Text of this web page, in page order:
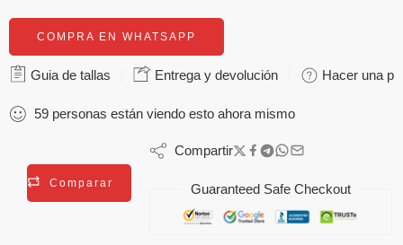
COMPRA EN WHATSAPP
Guia de tallas Entrega y devolución Hacer una
59 personas están viendo esto ahora mismo
Comparar
Compartir
Guaranteed Safe Checkout